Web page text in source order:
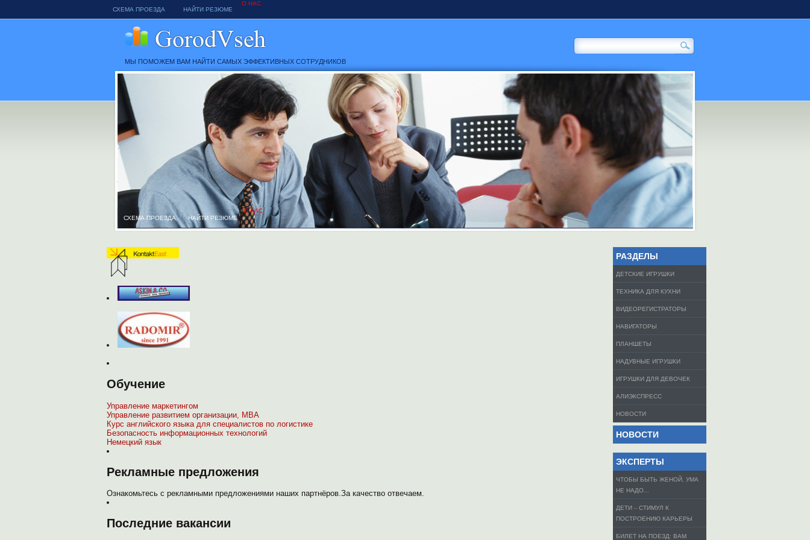
СХЕМА ПРОЕЗДА
О НАС
НАЙТИ РЕЗЮМЕ
МЫ ПОМОЖЕМ ВАМ НАЙТИ САМЫХ ЭФФЕКТИВНЫХ СОТРУДНИКОВ
СХЕМА ПРОЕЗДА
О НАС
НАЙТИ РЕЗЮМЕ
Обучение
Управление маркетингом
Управление развитием организации, МВА
Курс английского языка для специалистов по логистике
Безопасность информационных технологий
Немецкий язык
Рекламные предложения
Ознакомьтесь с рекламными предложениями наших партнёров.За качество отвечаем.
Последние вакансии
РАЗДЕЛЫ
ДЕТСКИЕ ИГРУШКИ
ТЕХНИКА ДЛЯ КУХНИ
ВИДЕОРЕГИСТРАТОРЫ
НАВИГАТОРЫ
ПЛАНШЕТЫ
НАДУВНЫЕ ИГРУШКИ
ИГРУШКИ ДЛЯ ДЕВОЧЕК
АЛИЭКСПРЕСС
НОВОСТИ
НОВОСТИ
ЭКСПЕРТЫ
ЧТОБЫ БЫТЬ ЖЕНОЙ, УМА
НЕ НАДО...
ДЕТИ – СТИМУЛ К
ПОСТРОЕНИЮ КАРЬЕРЫ
БИЛЕТ НА ПОЕЗД: ВАМ